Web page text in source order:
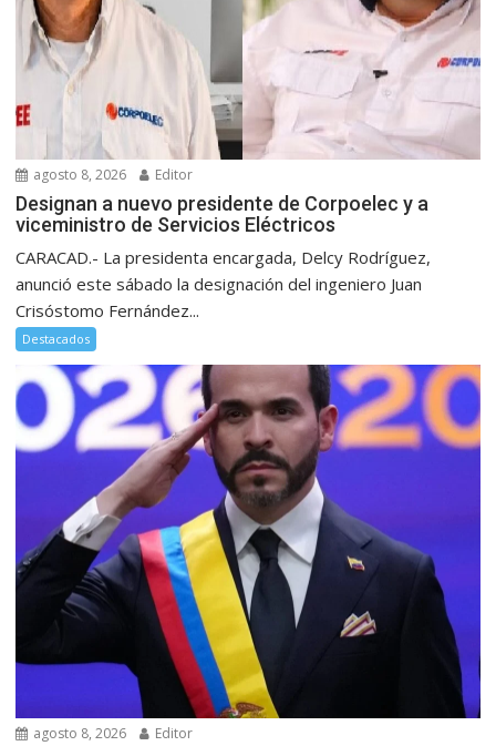
agosto 8, 2026 Editor
Designan a nuevo presidente de Corpoelec y a
viceministro de Servicios Eléctricos
CARACAD.- La presidenta encargada, Delcy Rodríguez,
anunció este sábado la designación del ingeniero Juan
Crisóstomo Fernández...
Destacados
agosto 8, 2026 Editor